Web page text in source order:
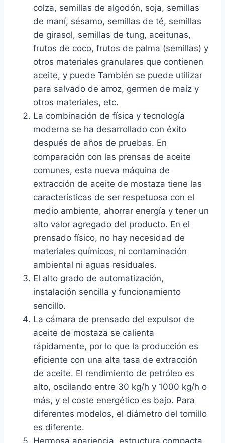
colza, semillas de algodón, soja, semillas
de maní, sésamo, semillas de té, semillas
de girasol, semillas de tung, aceitunas,
frutos de coco, frutos de palma (semillas) y
otros materiales granulares que contienen
aceite, y puede También se puede utilizar
para salvado de arroz, germen de maíz y
otros materiales, etc.
La combinación de física y tecnología
moderna se ha desarrollado con éxito
después de años de pruebas. En
comparación con las prensas de aceite
comunes, esta nueva máquina de
extracción de aceite de mostaza tiene las
características de ser respetuosa con el
medio ambiente, ahorrar energía y tener un
alto valor agregado del producto. En el
prensado físico, no hay necesidad de
materiales químicos, ni contaminación
ambiental ni aguas residuales.
El alto grado de automatización,
instalación sencilla y funcionamiento
sencillo.
La cámara de prensado del expulsor de
aceite de mostaza se calienta
rápidamente, por lo que la producción es
eficiente con una alta tasa de extracción
de aceite. El rendimiento de petróleo es
alto, oscilando entre 30 kg/h y 1000 kg/h o
más, y el coste energético es bajo. Para
diferentes modelos, el diámetro del tornillo
es diferente.
Hermosa apariencia, estructura compacta